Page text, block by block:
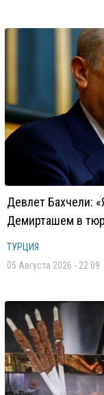
Девлет Бахчели:
Демирташем в
ТУРЦИЯ
05 Августа 2026 - 22:09